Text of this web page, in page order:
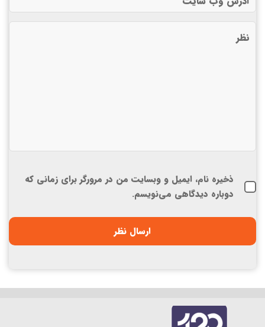
ذخیره نام، ایمیل و وبسایت من در مرورگر برای زمانی که
دوباره دیدگاهی می‌نویسم.